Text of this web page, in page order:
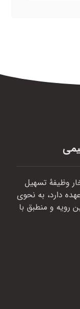
وظیفهٔ تسهیل
دارد، به نحوی
رویه و منطبق با